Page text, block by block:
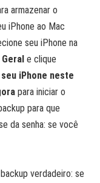
armazenar o
iPhone ao Mac
seu iPhone na
Geral e clique
iPhone neste
para iniciar o
para que
da senha: se você
verdadeiro: se